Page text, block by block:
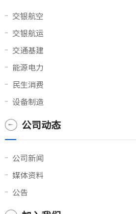
交银航空
交银航运
交通基建
能源电力
民生消费
设备制造
公司动态
公司新闻
媒体资料
公告